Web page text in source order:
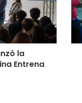
la
Entrena